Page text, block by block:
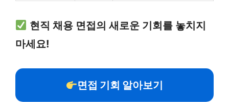
현직 채용 면접의 새로운 기회를 놓치지
마세요!
면접 기회 알아보기